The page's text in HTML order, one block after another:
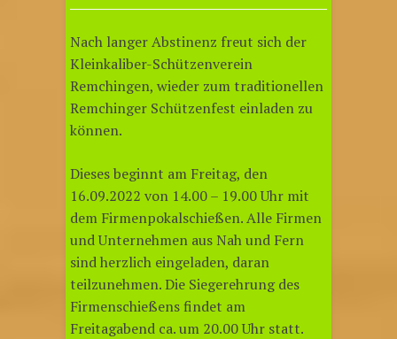
Nach langer Abstinenz freut sich der
Kleinkaliber-Schützenverein
Remchingen, wieder zum traditionellen
Remchinger Schützenfest einladen zu
können.
Dieses beginnt am Freitag, den
16.09.2022 von 14.00 – 19.00 Uhr mit
dem Firmenpokalschießen. Alle Firmen
und Unternehmen aus Nah und Fern
sind herzlich eingeladen, daran
teilzunehmen. Die Siegerehrung des
Firmenschießens findet am
Freitagabend ca. um 20.00 Uhr statt.